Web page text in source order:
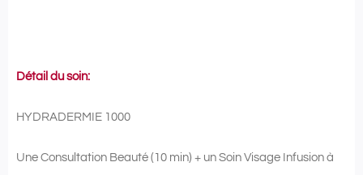
Détail du soin:
HYDRADERMIE 1000
Une Consultation Beauté (10 min) + un Soin Visage Infusion à